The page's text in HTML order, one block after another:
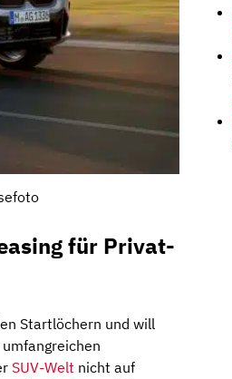
für Privat-
Startlöchern und will
SUV-Welt nicht auf